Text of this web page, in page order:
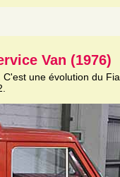
Van (1976)
une évolution du